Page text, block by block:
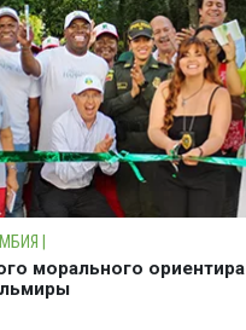
|
морального ориентира